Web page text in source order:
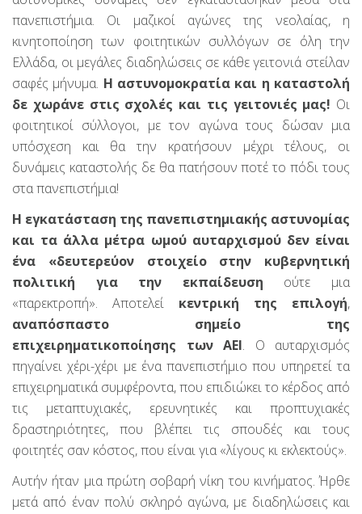
πανεπιστήμια. Οι μαζικοί αγώνες της νεολαίας, η
κινητοποίηση των φοιτητικών συλλόγων σε όλη την
Ελλάδα, οι μεγάλες διαδηλώσεις σε κάθε γειτονιά στείλαν
σαφές μήνυμα. Η αστυνομοκρατία και η καταστολή
δε χωράνε στις σχολές και τις γειτονιές μας! Οι
φοιτητικοί σύλλογοι, με τον αγώνα τους δώσαν μια
υπόσχεση και θα την κρατήσουν μέχρι τέλους, οι
δυνάμεις καταστολής δε θα πατήσουν ποτέ το πόδι τους
στα πανεπιστήμια!
Η εγκατάσταση της πανεπιστημιακής αστυνομίας
και τα άλλα μέτρα ωμού αυταρχισμού δεν είναι
ένα «δευτερεύον στοιχείο στην κυβερνητική
πολιτική για την εκπαίδευση ούτε μια
«παρεκτροπή». Αποτελεί κεντρική της επιλογή,
αναπόσπαστο σημείο της
επιχειρηματικοποίησης των ΑΕΙ. Ο αυταρχισμός
πηγαίνει χέρι-χέρι με ένα πανεπιστήμιο που υπηρετεί τα
επιχειρηματικά συμφέροντα, που επιδιώκει το κέρδος από
τις μεταπτυχιακές, ερευνητικές και προπτυχιακές
δραστηριότητες, που βλέπει τις σπουδές και τους
φοιτητές σαν κόστος, που είναι για «λίγους κι εκλεκτούς».
Αυτήν ήταν μια πρώτη σοβαρή νίκη του κινήματος. Ήρθε
μετά από έναν πολύ σκληρό αγώνα, με διαδηλώσεις και